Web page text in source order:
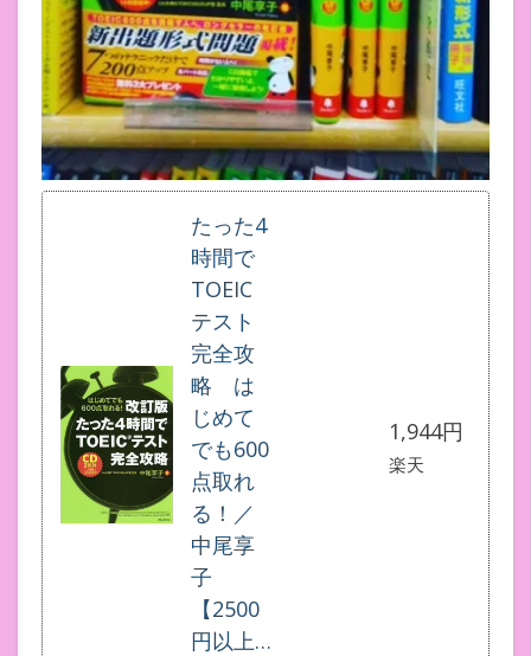
たった4
時間で
TOEIC
テスト
完全攻
略 は
じめて
でも600
点取れ
る！／
中尾享
子
【2500
円以上…
1,944円
楽天